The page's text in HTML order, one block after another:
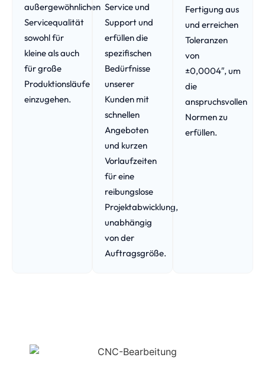
außergewöhnlichen
Servicequalität
sowohl für
kleine als auch
für große
Produktionsläufe
einzugehen.
Service und
Support und
erfüllen die
spezifischen
Bedürfnisse
unserer
Kunden mit
schnellen
Angeboten
und kurzen
Vorlaufzeiten
für eine
reibungslose
Projektabwicklung,
unabhängig
von der
Auftragsgröße.
Fertigung aus
und erreichen
Toleranzen
von
±0,0004″, um
die
anspruchsvollen
Normen zu
erfüllen.